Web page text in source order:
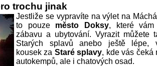
trochu jinak
Jestliže se vypravíte na výlet na
to pouze město Doksy, které vám
zábavu a ubytování. Vyrazit můžete
Starých splavů anebo ještě lépe,
kousek za Staré splavy, kde vás čeká
autokempů, ale i chatových osad.